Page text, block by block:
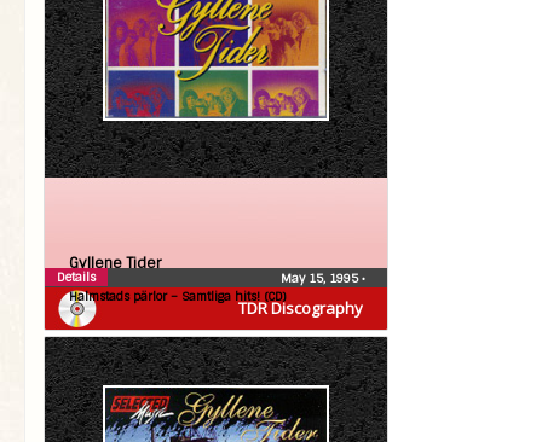
TDR Discography
Gyllene Tider
Halmstads pärlor – Samtliga hits! (CD)
May 15, 1995•
Details